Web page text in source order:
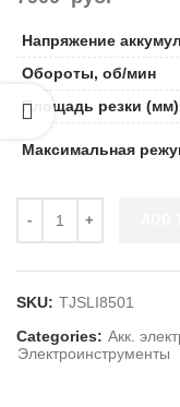
Напряжение
Обороты, об/мин
Площадь резки (мм)
Максимальная
SKU: TJSLI8501
Categories: Акк.
Электроинструменты